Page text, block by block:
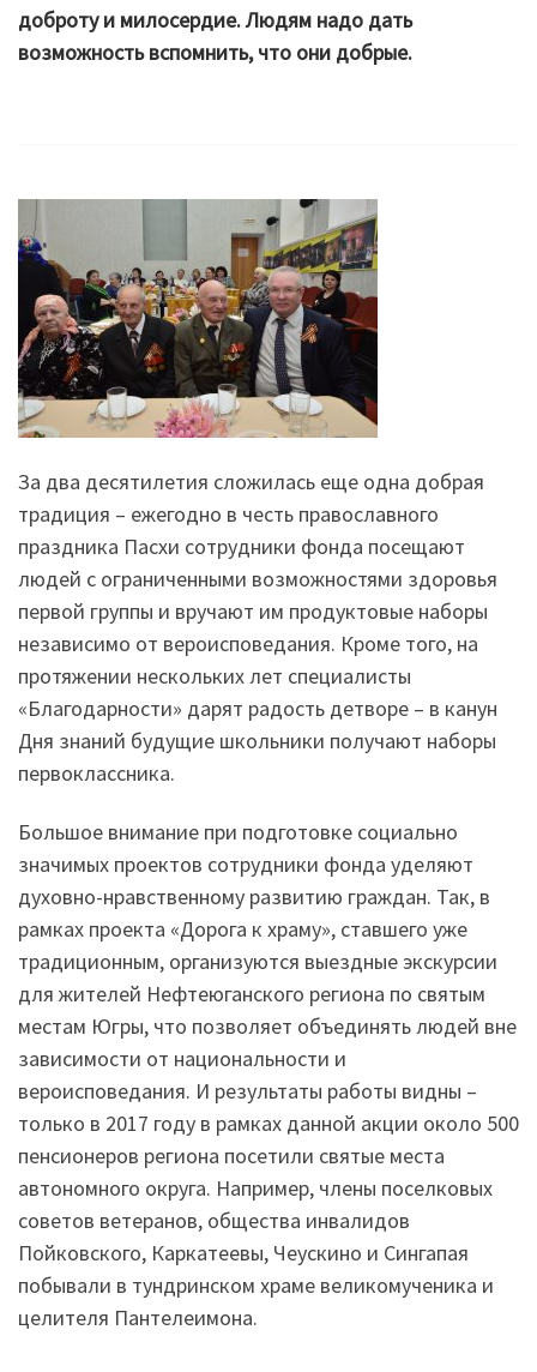
доброту и милосердие. Людям надо дать
возможность вспомнить, что они добрые.
За два десятилетия сложилась еще одна добрая
традиция – ежегодно в честь православного
праздника Пасхи сотрудники фонда посещают
людей с ограниченными возможностями здоровья
первой группы и вручают им продуктовые наборы
независимо от вероисповедания. Кроме того, на
протяжении нескольких лет специалисты
«Благодарности» дарят радость детворе – в канун
Дня знаний будущие школьники получают наборы
первоклассника.
Большое внимание при подготовке социально
значимых проектов сотрудники фонда уделяют
духовно-нравственному развитию граждан. Так, в
рамках проекта «Дорога к храму», ставшего уже
традиционным, организуются выездные экскурсии
для жителей Нефтеюганского региона по святым
местам Югры, что позволяет объединять людей вне
зависимости от национальности и
вероисповедания. И результаты работы видны –
только в 2017 году в рамках данной акции около 500
пенсионеров региона посетили святые места
автономного округа. Например, члены поселковых
советов ветеранов, общества инвалидов
Пойковского, Каркатеевы, Чеускино и Сингапая
побывали в тундринском храме великомученика и
целителя Пантелеимона.